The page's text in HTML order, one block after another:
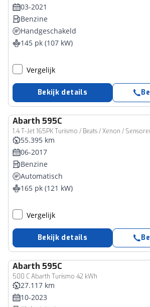
03-2021
Benzine
Handgeschakeld
145 pk (107 kW)
Vergelijk
Bekijk details
Abarth 595C
1.4 T-Jet 165PK Turismo / Beats / Xenon /
55.395 km
06-2017
Benzine
Automatisch
165 pk (121 kW)
Vergelijk
Bekijk details
Abarth 595C
500 C Abarth Turismo 42 kWh
27.117 km
10-2023